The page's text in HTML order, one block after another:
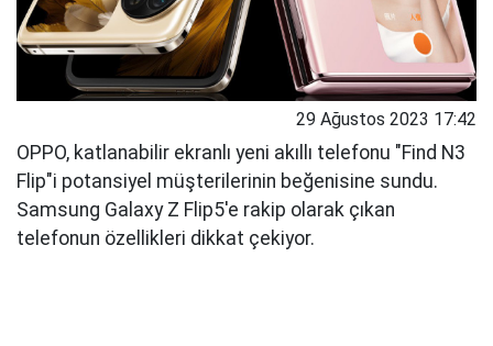
29 Ağustos 2023 17:42
OPPO, katlanabilir ekranlı yeni akıllı telefonu "Find N3
Flip"i potansiyel müşterilerinin beğenisine sundu.
Samsung Galaxy Z Flip5'e rakip olarak çıkan
telefonun özellikleri dikkat çekiyor.